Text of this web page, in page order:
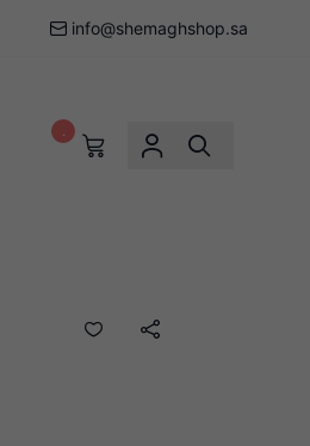
info@shemaghshop.sa